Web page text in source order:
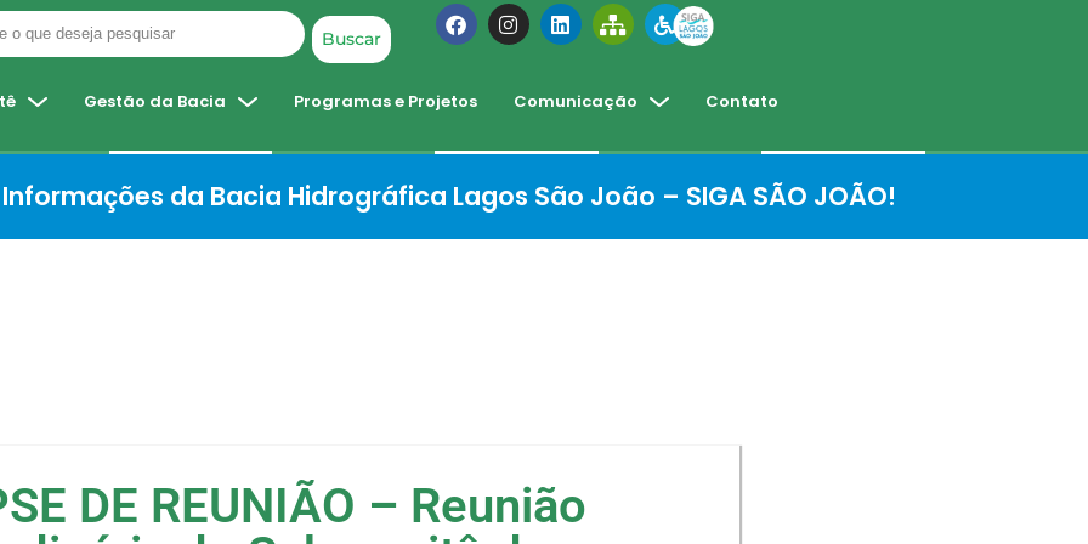
Buscar
Gestão da Bacia Programas e Projetos Comunicação Contato
da Bacia Hidrográfica Lagos São João – SIGA SÃO JOÃO!
DE REUNIÃO – Reunião